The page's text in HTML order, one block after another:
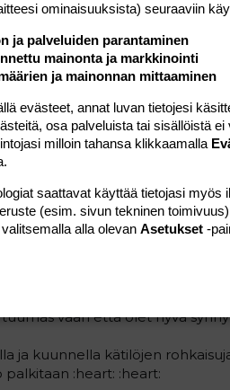
sanoa että ei se kamalaa ole.
tuntemista vaan n.5h
kivunlievitykset ja tietenki
mutta reilusti nopeampi,
on niin sanoin
tullessaan ettei kyyneliä voi
vaan että olet hyvä
ja kuunnella kätilöjen
palkitaan :heart: :heart:
ominaisuuk­sista) seuraaviin
ja palveluiden parantaminen
mainonta ja markkinointi
ja mainonnan mittaaminen
evästeet, annat luvan tietojesi
osa palveluista tai sisällöistä
milloin tahansa klikkaamalla
saattavat käyttää tietojasi myös
(esim. sivun tekninen
alla olevan Asetukset -